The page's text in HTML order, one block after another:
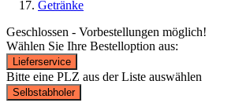
Getränke
Geschlossen - Vorbestellungen möglich!
Wählen Sie Ihre Bestelloption aus:
Lieferservice
Bitte eine PLZ aus der Liste auswählen
Selbstabholer